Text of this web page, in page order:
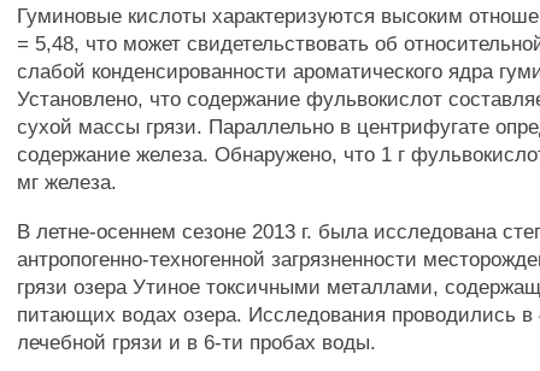
Гуминовые кислоты характеризуются высоким
= 5,48, что может свидетельствовать об
слабой конденсированности ароматического ядра
Установлено, что содержание фульвокислот
сухой массы грязи. Параллельно в центрифугате
содержание железа. Обнаружено, что 1 г
мг железа.
В летне-осеннем сезоне 2013 г. была исследована
антропогенно-техногенной загрязненности
грязи озера Утиное токсичными металлами,
питающих водах озера. Исследования проводились в
лечебной грязи и в 6-ти пробах воды.